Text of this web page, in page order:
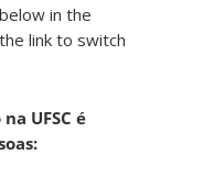
in the
link to switch
UFSC é